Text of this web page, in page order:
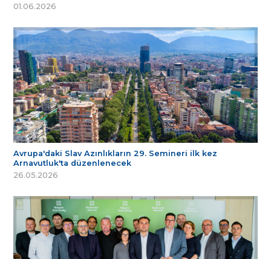
01.06.2026
Avrupa'daki Slav Azınlıkların 29. Semineri ilk kez
Arnavutluk'ta düzenlenecek
26.05.2026